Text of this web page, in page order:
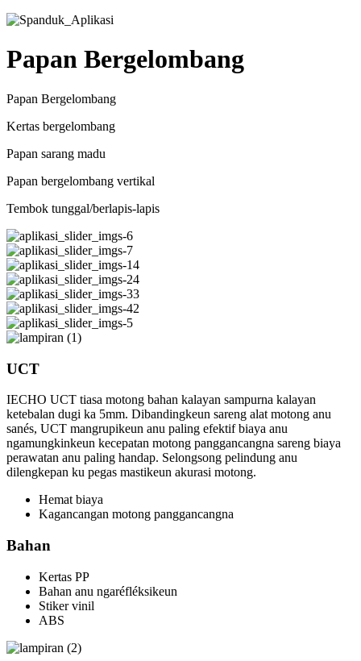
Papan Bergelombang
Papan Bergelombang
Kertas bergelombang
Papan sarang madu
Papan bergelombang vertikal
Tembok tunggal/berlapis-lapis
UCT
IECHO UCT tiasa motong bahan kalayan sampurna kalayan
ketebalan dugi ka 5mm. Dibandingkeun sareng alat motong anu
sanés, UCT mangrupikeun anu paling efektif biaya anu
ngamungkinkeun kecepatan motong panggancangna sareng biaya
perawatan anu paling handap. Selongsong pelindung anu
dilengkepan ku pegas mastikeun akurasi motong.
Hemat biaya
Kagancangan motong panggancangna
Bahan
Kertas PP
Bahan anu ngaréfléksikeun
Stiker vinil
ABS